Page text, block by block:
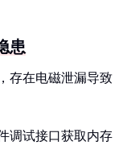
患
存在电磁泄漏导致
调试接口获取内存